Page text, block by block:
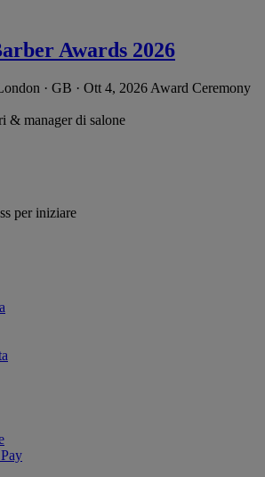
Awards 2026
· GB · Ott 4, 2026 Award Ceremony
& manager di salone
per iniziare